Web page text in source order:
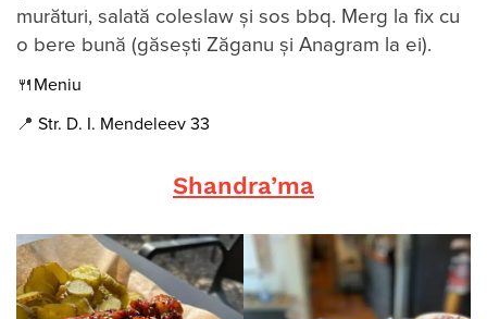
murături, salată coleslaw și sos bbq. Merg la fix cu
o bere bună (găsești Zăganu și Anagram la ei).
🍴 Meniu
📍 Str. D. I. Mendeleev 33
Shandra’ma